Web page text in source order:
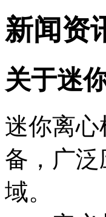
新闻资
关于迷
迷你离
备，广
域‌。